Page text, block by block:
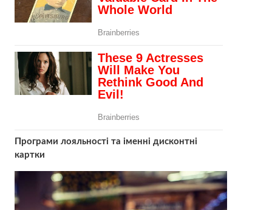
Програми лояльності та іменні дисконтні
картки